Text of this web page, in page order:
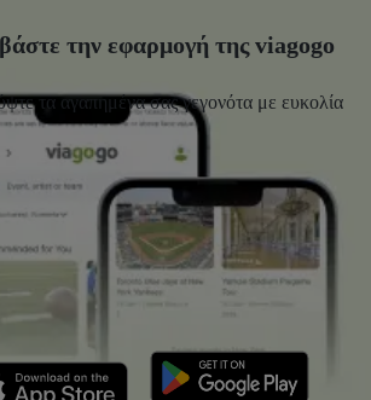
την εφαρμογή της viagogo
τα αγαπημένα σας γεγονότα με ευκολία